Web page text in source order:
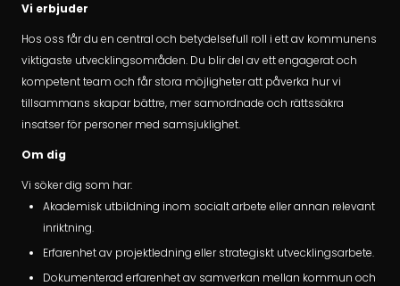
Vi erbjuder
Hos oss får du en central och betydelsefull roll i ett av kommunens
viktigaste utvecklingsområden. Du blir del av ett engagerat och
kompetent team och får stora möjligheter att påverka hur vi
tillsammans skapar bättre, mer samordnade och rättssäkra
insatser för personer med samsjuklighet.
Om dig
Vi söker dig som har:
Akademisk utbildning inom socialt arbete eller annan relevant
inriktning.
Erfarenhet av projektledning eller strategiskt utvecklingsarbete.
Dokumenterad erfarenhet av samverkan mellan kommun och